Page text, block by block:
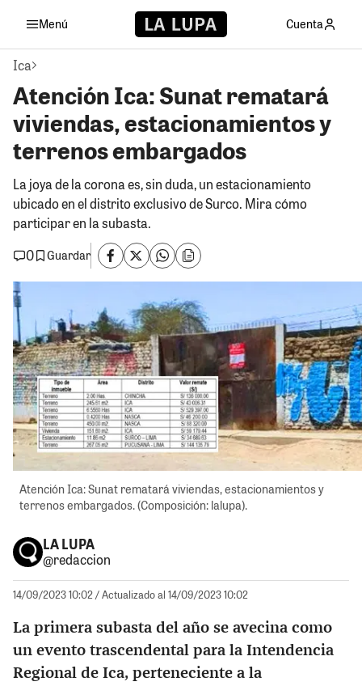
Menú Cuenta
Ica
Atención Ica: Sunat rematará
viviendas, estacionamientos y
terrenos embargados
La joya de la corona es, sin duda, un estacionamiento
ubicado en el distrito exclusivo de Surco. Mira cómo
participar en la subasta.
0
Guardar
Atención Ica: Sunat rematará viviendas, estacionamientos y
terrenos embargados. (Composición: lalupa).
LA LUPA
@redaccion
14/09/2023 10:02/ Actualizado al 14/09/2023 10:02
La primera subasta del año se avecina como
un evento trascendental para la Intendencia
Regional de Ica, perteneciente a la